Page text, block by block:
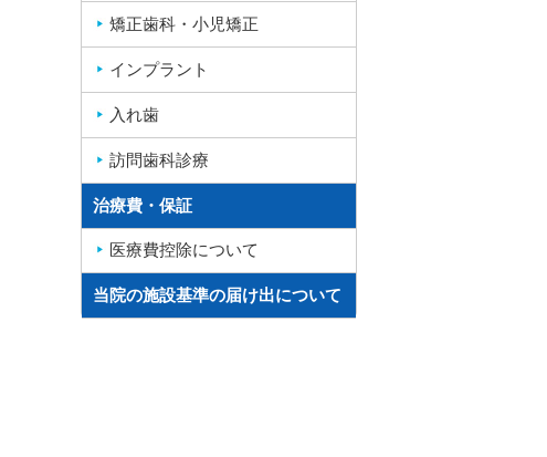
矯正歯科・小児矯正
インプラント
入れ歯
訪問歯科診療
治療費・保証
医療費控除について
当院の施設基準の届け出について